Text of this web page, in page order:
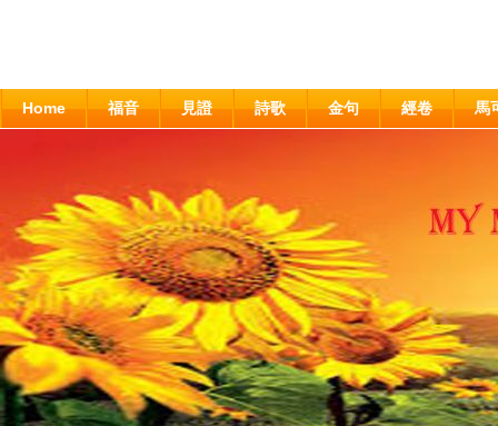
Home 福音 見證 詩歌 金句 經卷 馬